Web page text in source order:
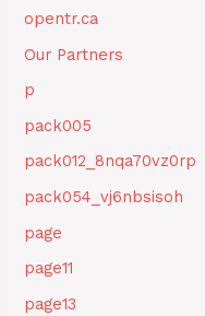
opentr.ca
Our Partners
p
pack005
pack012_8nqa70vz0rp
pack054_vj6nbsisoh
page
page11
page13